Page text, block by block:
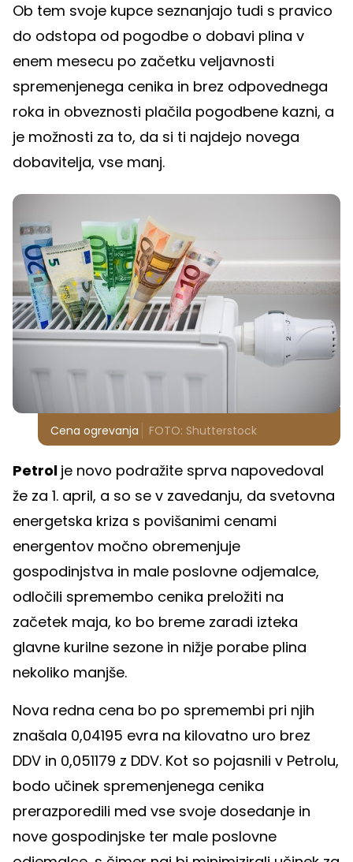
Ob tem svoje kupce seznanjajo tudi s pravico
do odstopa od pogodbe o dobavi plina v
enem mesecu po začetku veljavnosti
spremenjenega cenika in brez odpovednega
roka in obveznosti plačila pogodbene kazni, a
je možnosti za to, da si ti najdejo novega
dobavitelja, vse manj.
Cena ogrevanja FOTO: Shutterstock
Petrol je novo podražite sprva napovedoval
že za 1. april, a so se v zavedanju, da svetovna
energetska kriza s povišanimi cenami
energentov močno obremenjuje
gospodinjstva in male poslovne odjemalce,
odločili spremembo cenika preložiti na
začetek maja, ko bo breme zaradi izteka
glavne kurilne sezone in nižje porabe plina
nekoliko manjše.
Nova redna cena bo po spremembi pri njih
znašala 0,04195 evra na kilovatno uro brez
DDV in 0,051179 z DDV. Kot so pojasnili v Petrolu,
bodo učinek spremenjenega cenika
prerazporedili med vse svoje dosedanje in
nove gospodinjske ter male poslovne